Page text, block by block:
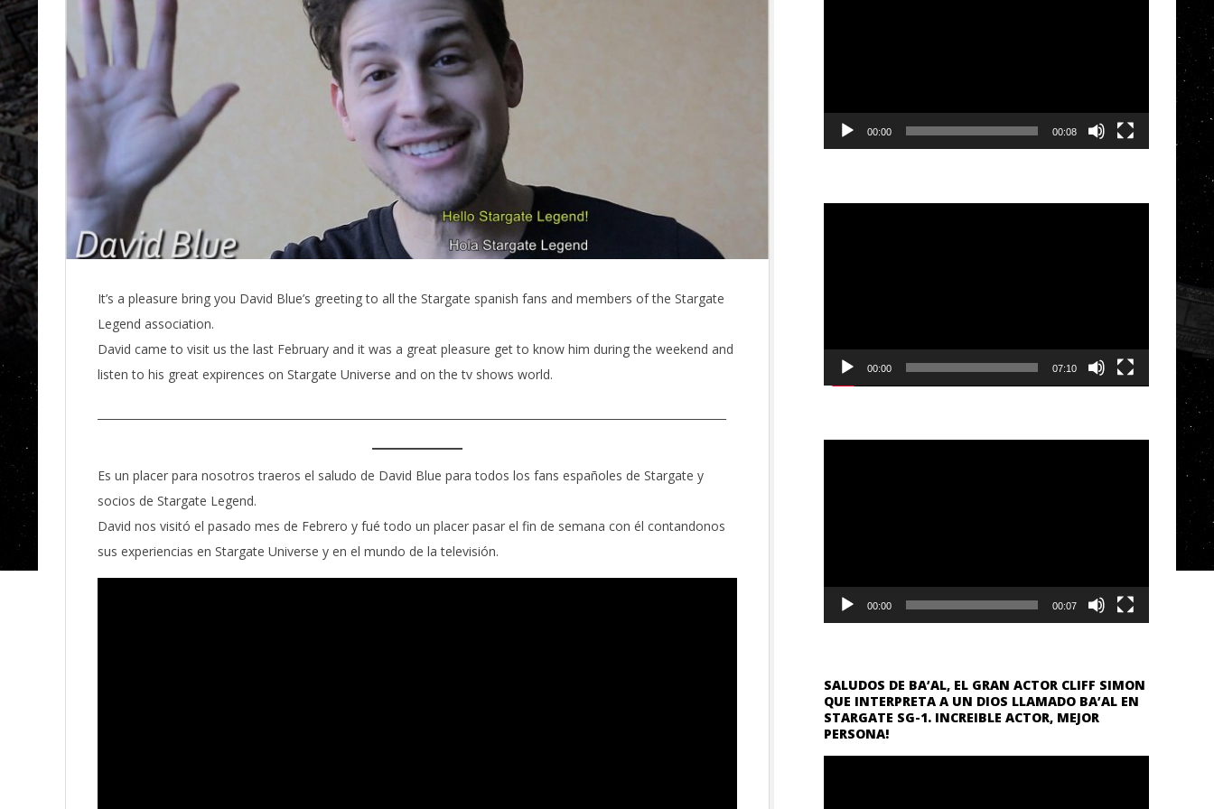
It’s a pleasure bring you David Blue’s greeting to all the Stargate spanish fans and members of the Stargate
Legend association.
David came to visit us the last February and it was a great pleasure get to know him during the weekend and
listen to his great expirences on Stargate Universe and on the tv shows world.
Es un placer para nosotros traeros el saludo de David Blue para todos los fans españoles de Stargate y
socios de Stargate Legend.
David nos visitó el pasado mes de Febrero y fué todo un placer pasar el fin de semana con él contandonos
sus experiencias en Stargate Universe y en el mundo de la televisión.
00:00 00:08
00:00 07:10
00:00 00:07
SALUDOS DE BA’AL, EL GRAN ACTOR CLIFF SIMON
QUE INTERPRETA A UN DIOS LLAMADO BA’AL EN
STARGATE SG-1. INCREIBLE ACTOR, MEJOR
PERSONA!